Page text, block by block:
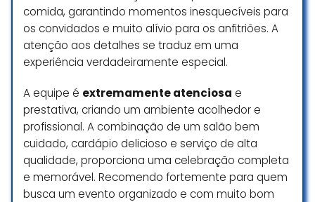
Doca de descarga de caminhão
no nível do palco, entrada para
convidados e entrada para staff,
viatura para escolta de
convidados da estrada de asfalto
até o local do evento. Conta
também com iluminação própria e
pontos de energia disponíveis em
locais estratégicos. A cozinha do
local também conta com fogão a
lenha. – Em suma, vale a pena a
visita!
comida, garantindo momentos inesquecíveis para
os convidados e muito alívio para os anfitriões. A
atenção aos detalhes se traduz em uma
experiência verdadeiramente especial.
A equipe é extremamente atenciosa e
prestativa, criando um ambiente acolhedor e
profissional. A combinação de um salão bem
cuidado, cardápio delicioso e serviço de alta
qualidade, proporciona uma celebração completa
e memorável. Recomendo fortemente para quem
busca um evento organizado e com muito bom